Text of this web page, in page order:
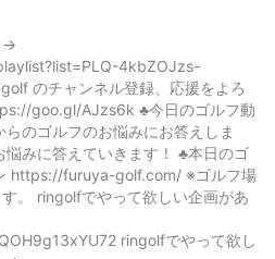
→
4kbZOJzs-
のチャンネル登録、応援をよろ
goo.gl/AJzs6k ♣今日のゴルフ動
のゴルフのお悩みにお答えしま
みに答えていきます！ ♣本日のゴ
https://furuya-golf.com/ ※ゴルフ場
。 ringolfでやって欲しい企画があ
ringolfでやって欲し